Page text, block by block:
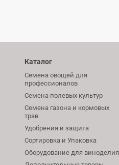
Каталог
Семена овощей для
профессионалов
Семена полевых культур
Семена газона и кормовых
трав
Удобрения и защита
Сортировка и Упаковка
Оборудование для виноделия